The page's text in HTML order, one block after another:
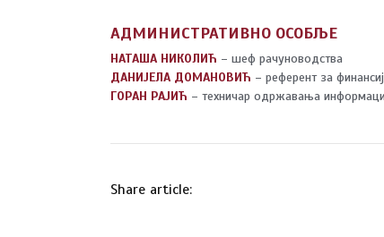
АДМИНИСТРАТИВНО ОСОБЉЕ
НАТАША НИКОЛИЋ – шеф рачуноводства
ДАНИЈЕЛА ДОМАНОВИЋ – референт за
ГОРАН РАЈИЋ – техничар одржавања
Share article: